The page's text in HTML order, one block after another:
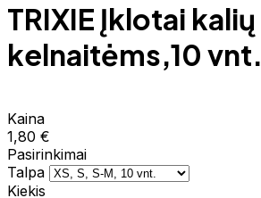
TRIXIE Įklotai kalių
kelnaitėms,10 vnt.
Kaina
1,80 €
Pasirinkimai
Talpa
Kiekis